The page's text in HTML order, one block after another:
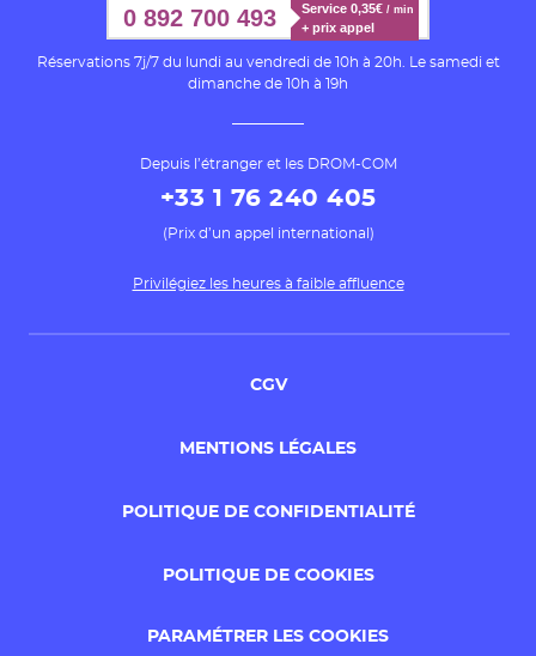
0 892 700 493 Service 0,35€ / min
+ prix appel
Réservations 7j/7 du lundi au vendredi de 10h à 20h. Le samedi et
dimanche de 10h à 19h
Depuis l’étranger et les DROM-COM
+33 1 76 240 405
(Prix d’un appel international)
Privilégiez les heures à faible affluence
CGV
MENTIONS LÉGALES
POLITIQUE DE CONFIDENTIALITÉ
POLITIQUE DE COOKIES
PARAMÉTRER LES COOKIES